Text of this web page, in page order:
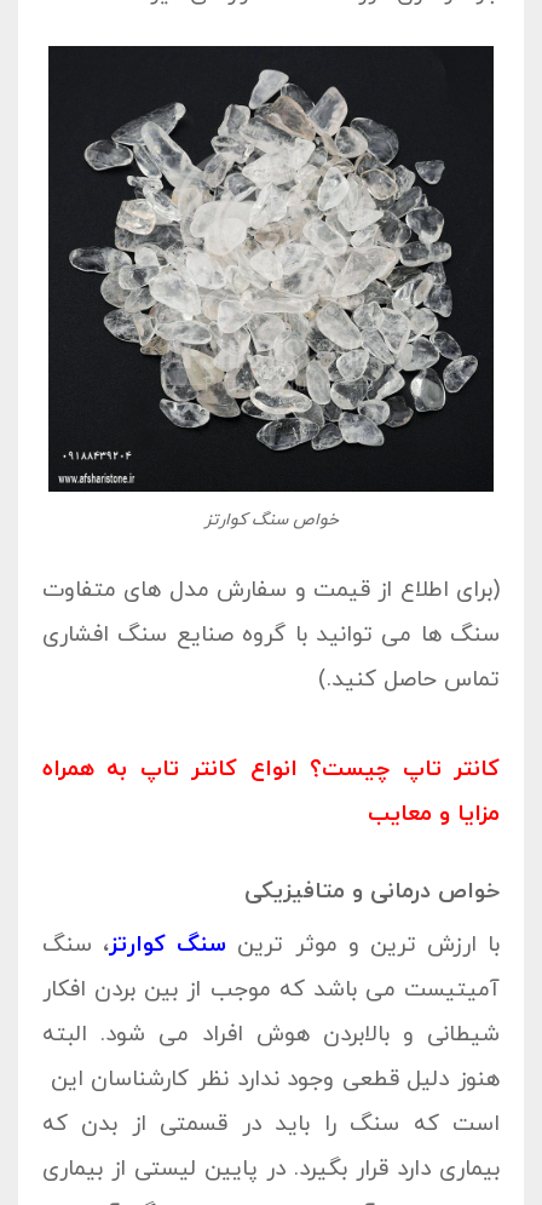
خواص سنگ کوارتز
(برای اطلاع از قیمت و سفارش مدل های متفاوت
سنگ ها می توانید با گروه صنایع سنگ افشاری
تماس حاصل کنید.)
کانتر تاپ چیست؟ انواع کانتر تاپ به همراه
مزایا و معایب
خواص درمانی و متافیزیکی
با ارزش ترین و موثر ترین سنگ کوارتز، سنگ
آمیتیست می باشد که موجب از بین بردن افکار
شیطانی و بالابردن هوش افراد می شود. البته
هنوز دلیل قطعی وجود ندارد نظر کارشناسان این
است که سنگ را باید در قسمتی از بدن که
بیماری دارد قرار بگیرد. در پایین لیستی از بیماری